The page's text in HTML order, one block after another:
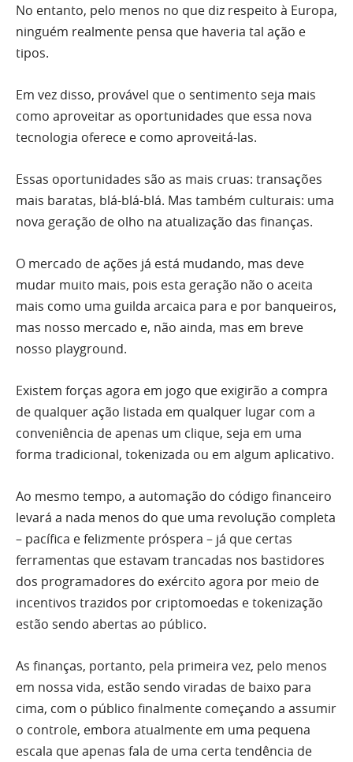
No entanto, pelo menos no que diz respeito à Europa,
ninguém realmente pensa que haveria tal ação e
tipos.
Em vez disso, provável que o sentimento seja mais
como aproveitar as oportunidades que essa nova
tecnologia oferece e como aproveitá-las.
Essas oportunidades são as mais cruas: transações
mais baratas, blá-blá-blá. Mas também culturais: uma
nova geração de olho na atualização das finanças.
O mercado de ações já está mudando, mas deve
mudar muito mais, pois esta geração não o aceita
mais como uma guilda arcaica para e por banqueiros,
mas nosso mercado e, não ainda, mas em breve
nosso playground.
Existem forças agora em jogo que exigirão a compra
de qualquer ação listada em qualquer lugar com a
conveniência de apenas um clique, seja em uma
forma tradicional, tokenizada ou em algum aplicativo.
Ao mesmo tempo, a automação do código financeiro
levará a nada menos do que uma revolução completa
– pacífica e felizmente próspera – já que certas
ferramentas que estavam trancadas nos bastidores
dos programadores do exército agora por meio de
incentivos trazidos por criptomoedas e tokenização
estão sendo abertas ao público.
As finanças, portanto, pela primeira vez, pelo menos
em nossa vida, estão sendo viradas de baixo para
cima, com o público finalmente começando a assumir
o controle, embora atualmente em uma pequena
escala que apenas fala de uma certa tendência de